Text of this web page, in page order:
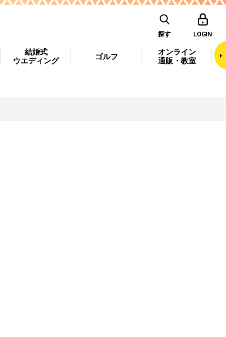
探す LOGIN
結婚式
ウエディング
ゴルフ
オンライン
通販・教室